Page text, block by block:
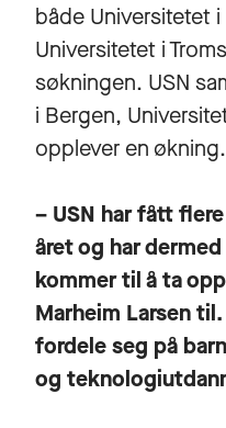
både Universitetet
Universitetet i
søkningen. USN
i Bergen,
opplever en økning.
– USN har fått
året og har
kommer til å ta
Marheim Larsen
fordele seg på
og